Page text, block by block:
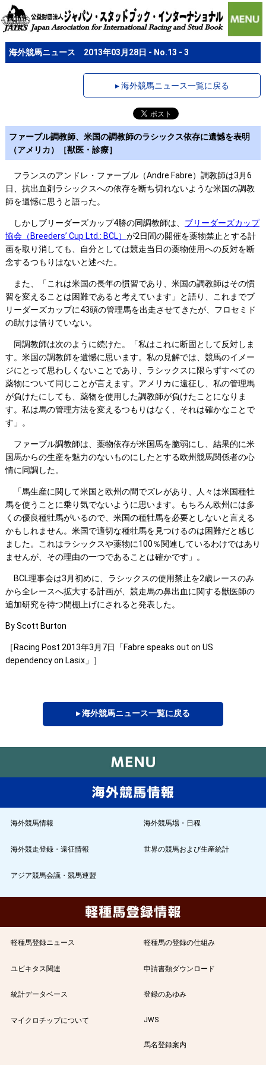
海外競馬ニュース 2013年03月28日 - No.13 - 3
▸ 海外競馬ニュース一覧に戻る
ファーブル調教師、米国の調教師のラシックス依存に遺憾を表明
（アメリカ）［獣医・診療］
フランスのアンドレ・ファーブル（Andre Fabre）調教師は3月6
日、抗出血剤ラシックスへの依存を断ち切れないような米国の調教
師を遺憾に思うと語った。
しかしブリーダーズカップ4勝の同調教師は、 ブリーダーズカップ
協会（Breeders’ Cup Ltd.: BCL） が2日間の開催を薬物禁止とする計
画を取り消しても、自分としては競走当日の薬物使用への反対を断
念するつもりはないと述べた。
また、「これは米国の長年の慣習であり、米国の調教師はその慣
習を変えることは困難であると考えています」と語り、これまでブ
リーダーズカップに43頭の管理馬を出走させてきたが、フロセミド
の助けは借りていない。
同調教師は次のように続けた。「私はこれに断固として反対しま
す。米国の調教師を遺憾に思います。私の見解では、競馬のイメー
ジにとって思わしくないことであり、ラシックスに限らずすべての
薬物について同じことが言えます。アメリカに遠征し、私の管理馬
が負けたにしても、薬物を使用した調教師が負けたことになりま
す。私は馬の管理方法を変えるつもりはなく、それは確かなことで
す」。
ファーブル調教師は、薬物依存が米国馬を脆弱にし、結果的に米
国馬からの生産を魅力のないものにしたとする欧州競馬関係者の心
情に同調した。
「馬生産に関して米国と欧州の間でズレがあり、人々は米国種牡
馬を使うことに乗り気でないように思います。もちろん欧州には多
くの優良種牡馬がいるので、米国の種牡馬を必要としないと言える
かもしれません。米国で適切な種牡馬を見つけるのは困難だと感じ
ました。これはラシックスや薬物に100％関連しているわけではあり
ませんが、その理由の一つであることは確かです」。
BCL理事会は3月初めに、ラシックスの使用禁止を2歳レースのみ
から全レースへ拡大する計画が、競走馬の鼻出血に関する獣医師の
追加研究を待つ間棚上げにされると発表した。
By Scott Burton
［Racing Post 2013年3月7日「Fabre speaks out on US
dependency on Lasix」］
▸ 海外競馬ニュース一覧に戻る
海外競馬情報 海外競馬場・日程
海外競走登録・遠征情報 世界の競馬および生産統計
アジア競馬会議・競馬連盟
軽種馬登録ニュース 軽種馬の登録の仕組み
ユビキタス関連 申請書類ダウンロード
統計データベース 登録のあゆみ
マイクロチップについて JWS
馬名登録案内